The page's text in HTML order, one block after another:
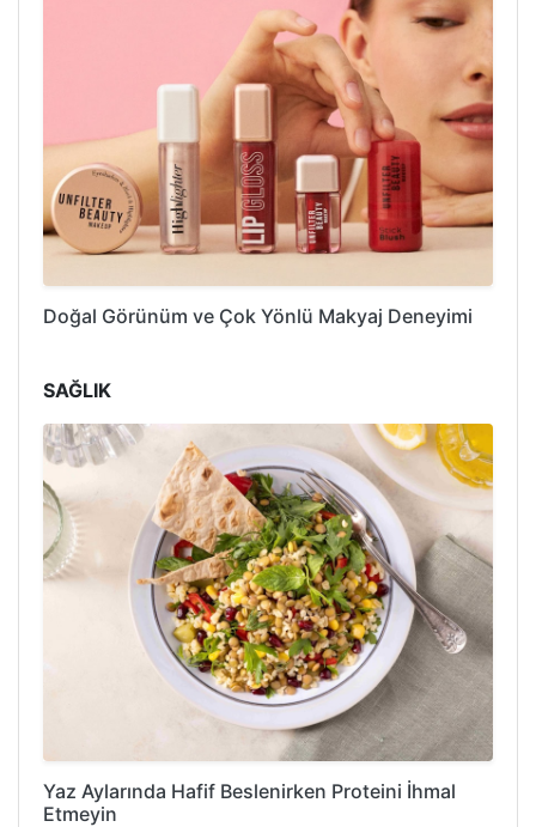
Doğal Görünüm ve Çok Yönlü Makyaj Deneyimi
SAĞLIK
Yaz Aylarında Hafif Beslenirken Proteini İhmal
Etmeyin